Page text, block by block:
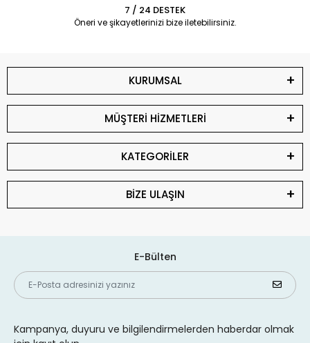
7 / 24 DESTEK
Öneri ve şikayetlerinizi bize iletebilirsiniz.
KURUMSAL
MÜŞTERİ HİZMETLERİ
KATEGORİLER
BİZE ULAŞIN
E-Bülten
Kampanya, duyuru ve bilgilendirmelerden haberdar olmak